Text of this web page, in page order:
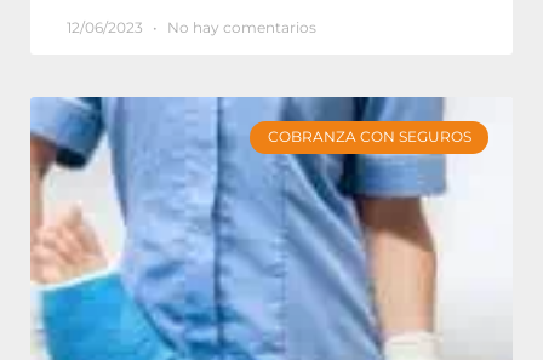
12/06/2023 No hay comentarios
COBRANZA CON SEGUROS